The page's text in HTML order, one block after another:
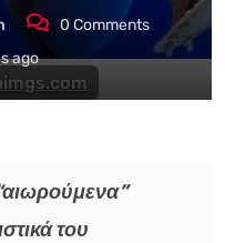
0 Comments
ago
του